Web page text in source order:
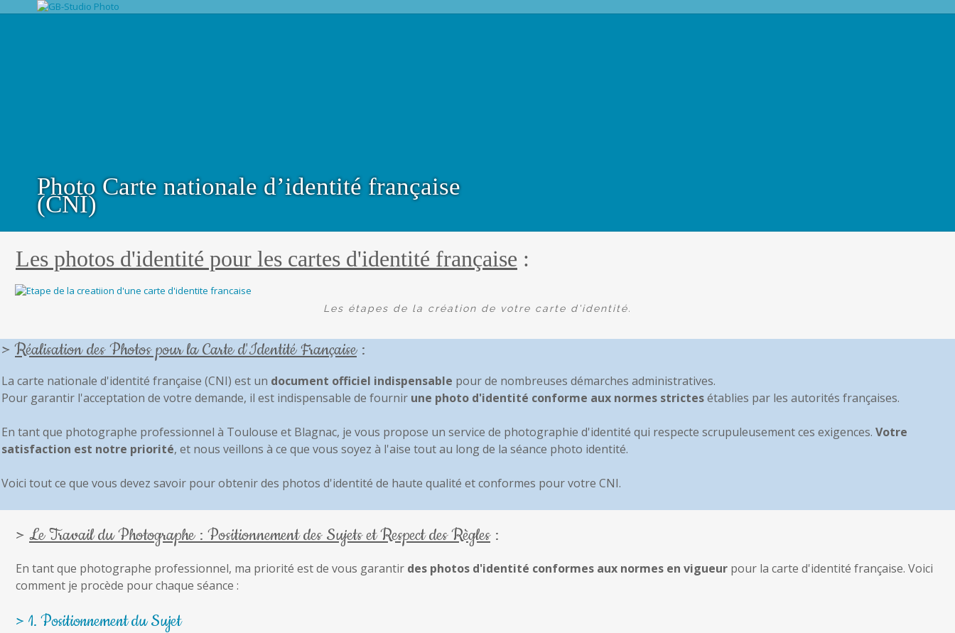
Photo Carte nationale d’identité française
(CNI)
Les photos d'identité pour les cartes d'identité française :
Les étapes de la création de votre carte d'identité.
>Réalisation des Photos pour la Carte d'Identité Française:
La carte nationale d'identité française (CNI) est un document officiel indispensable pour de nombreuses démarches administratives.
Pour garantir l'acceptation de votre demande, il est indispensable de fournir une photo d'identité conforme aux normes strictesétablies par les autorités françaises.
En tant que photographe professionnel à Toulouse et Blagnac, je vous propose un service de photographie d'identité qui respecte scrupuleusement ces exigences. Votre
satisfaction est notre priorité, et nous veillons à ce que vous soyez à l'aise tout au long de la séance photo identité.
Voici tout ce que vous devez savoir pour obtenir des photos d'identité de haute qualité et conformes pour votre CNI.
> Le Travail du Photographe : Positionnement des Sujets et Respect des Règles:
En tant que photographe professionnel, ma priorité est de vous garantir des photos d'identité conformes aux normes en vigueur pour la carte d'identité française. Voici
comment je procède pour chaque séance :
> 1. Positionnement du Sujet